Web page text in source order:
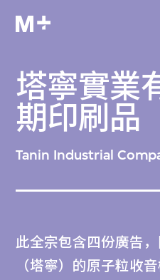
塔寧實業
期印刷品
Tanin Industrial
此全宗包含四份廣告
（塔寧）的原子粒收